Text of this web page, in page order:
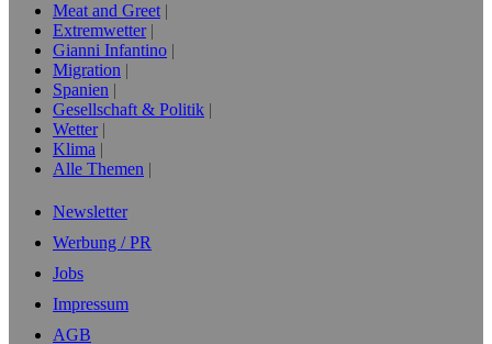
Meat and Greet
Extremwetter
Gianni Infantino
Migration
Spanien
Gesellschaft & Politik
Wetter
Klima
Alle Themen
Newsletter
Werbung / PR
Jobs
Impressum
AGB